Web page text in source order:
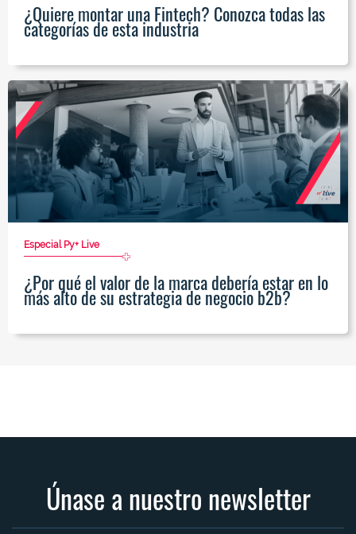
¿Quiere montar una Fintech? Conozca todas las
categorías de esta industria
Especial Py+ Live
¿Por qué el valor de la marca debería estar en lo
más alto de su estrategia de negocio b2b?
Únase a nuestro newsletter